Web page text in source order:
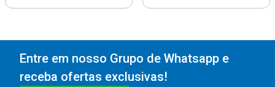
Entre em nosso Grupo de Whatsapp e
receba ofertas exclusivas!